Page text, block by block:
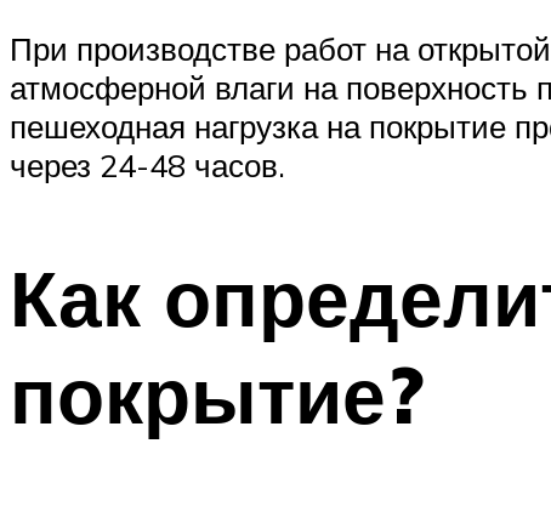
При производстве работ на
атмосферной влаги на поверхность
пешеходная нагрузка на покрытие
через 24-48 часов.
Как
покрытие?